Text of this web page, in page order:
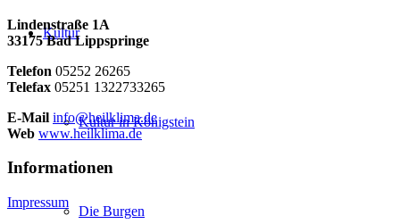
Kultur
Kultur in Königstein
Die Burgen
Lindenstraße 1A
33175 Bad Lippspringe
Telefon 05252 26265
Telefax 05251 1322733265
E-Mail info@heilklima.de
Web www.heilklima.de
Informationen
Impressum